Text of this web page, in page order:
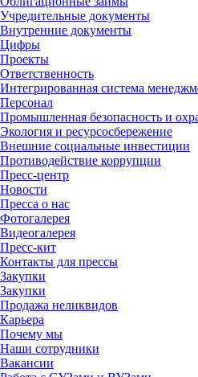
Учредительные документы
Внутренние документы
Цифры
Проекты
Ответственность
Интегрированная система
Персонал
Промышленная безопасность и
Экология и ресурсосбережение
Внешние социальные инвестиции
Противодействие коррупции
Пресс-центр
Новости
Пресса о нас
Фотогалерея
Видеогалерея
Пресс-кит
Контакты для прессы
Закупки
Закупки
Продажа неликвидов
Карьера
Почему мы
Наши сотрудники
Вакансии